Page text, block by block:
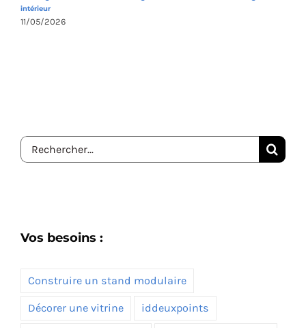
intérieur
11/05/2026
Rechercher:
Vos besoins :
Construire un stand modulaire
Décorer une vitrine iddeuxpoints